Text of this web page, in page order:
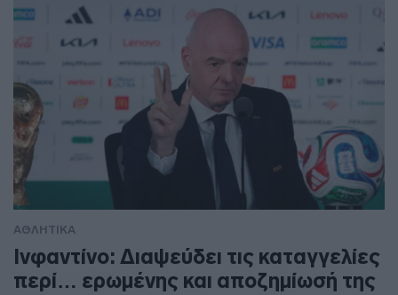
ΑΘΛΗΤΙΚΑ
Ινφαντίνο: Διαψεύδει τις καταγγελίες
περί… ερωμένης και αποζημίωσή της